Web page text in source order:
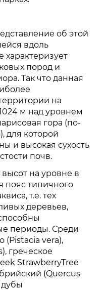
об этой
вдоль
характеризует
пород и
Так что данная
на
м над уровнем
гора (по-
для которой
и высокая сухость
почв.
на уровне в
пояс типичного
т.е. тех
деревьев,
периоды. Среди
(Pistacia vera),
греческое
StrawberryTree
(Quercus